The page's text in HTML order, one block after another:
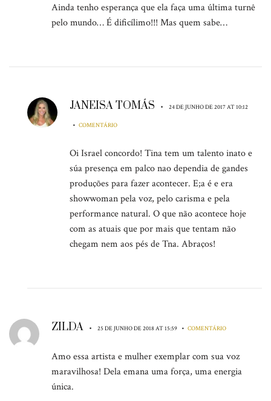
Ainda tenho esperança que ela faça uma última turnê
pelo mundo… É dificílimo!!! Mas quem sabe…
JANEISA TOMÁS • 24 DE JUNHO DE 2017 AT 10:12
• COMENTÁRIO
Oi Israel concordo! Tina tem um talento inato e
súa presença em palco nao dependia de gandes
produções para fazer acontecer. E;a é e era
showwoman pela voz, pelo carisma e pela
performance natural. O que não acontece hoje
com as atuais que por mais que tentam não
chegam nem aos pés de Tna. Abraços!
ZILDA • 25 DE JUNHO DE 2018 AT 15:59 • COMENTÁRIO
Amo essa artista e mulher exemplar com sua voz
maravilhosa! Dela emana uma força, uma energia
única.